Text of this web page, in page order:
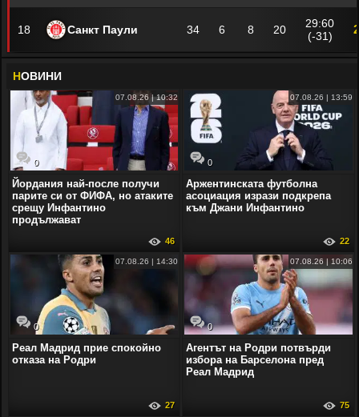
18 Санкт Паули 34 6 8 20
29:60
(-31)
НОВИНИ
0
07.08.26 | 10:32
Йордания най-после получи
парите си от ФИФА, но атаките
срещу Инфантино
продължават
46
0
07.08.26 | 13:59
Аржентинската футболна
асоциация изрази подкрепа
към Джани Инфантино
22
0
07.08.26 | 14:30
Реал Мадрид прие спокойно
отказа на Родри
27
0
07.08.26 | 10:06
Агентът на Родри потвърди
избора на Барселона пред
Реал Мадрид
75